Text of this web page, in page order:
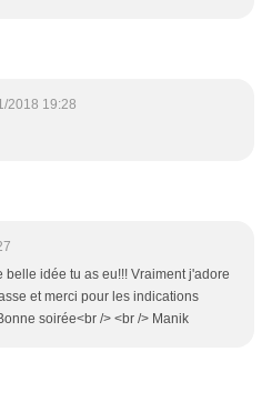
2018 19:28
belle idée tu as eu!!! Vraiment j'adore
et merci pour les indications
soirée<br /> <br /> Manik